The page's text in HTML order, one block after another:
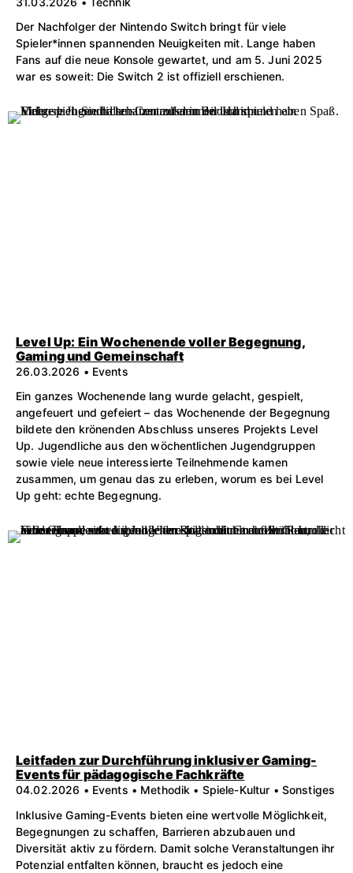
Der Nachfolger der Nintendo Switch bringt für viele
Spieler*innen spannenden Neuigkeiten mit. Lange haben
Fans auf die neue Konsole gewartet, und am 5. Juni 2025
war es soweit: Die Switch 2 ist offiziell erschienen.
Level Up: Ein Wochenende voller Begegnung,
Gaming und Gemeinschaft
26.03.2026 • Events
Ein ganzes Wochenende lang wurde gelacht, gespielt,
angefeuert und gefeiert – das Wochenende der Begegnung
bildete den krönenden Abschluss unseres Projekts Level
Up. Jugendliche aus den wöchentlichen Jugendgruppen
sowie viele neue interessierte Teilnehmende kamen
zusammen, um genau das zu erleben, worum es bei Level
Up geht: echte Begegnung.
Leitfaden zur Durchführung inklusiver Gaming-
Events für pädagogische Fachkräfte
04.02.2026 • Events • Methodik • Spiele-Kultur • Sonstiges
Inklusive Gaming-Events bieten eine wertvolle Möglichkeit,
Begegnungen zu schaffen, Barrieren abzubauen und
Diversität aktiv zu fördern. Damit solche Veranstaltungen ihr
Potenzial entfalten können, braucht es jedoch eine